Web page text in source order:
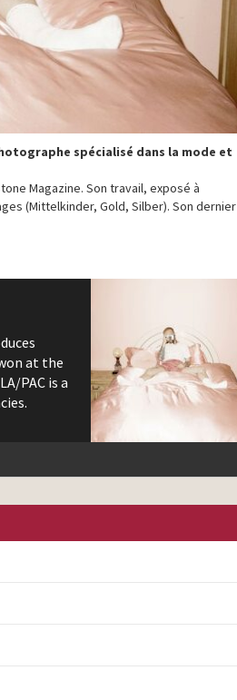
spécialisé dans la mode et
Magazine. Son travail, exposé à
(Mittelkinder, Gold, Silber). Son dernier
at the
PAC is a